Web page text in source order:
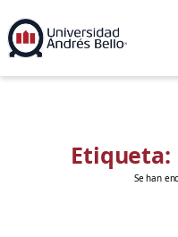
Etiqueta:
Se han